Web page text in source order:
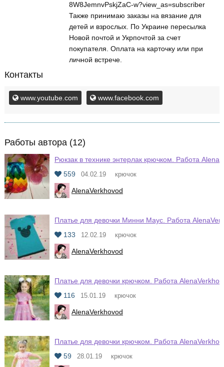
8W8JemnvPskjZaC-w?view_as=subscriber
Также принимаю заказы на вязание для
детей и взрослых. По Украине пересылка
Новой почтой и Укрпочтой за счет
покупателя. Оплата на карточку или при
личной встрече.
Контакты
www.youtube.com www.facebook.com
Работы автора (12)
Рюкзак в технике энтерлак крючком. Работа
559
04.02.19 крючок
AlenaVerkhovod
Платье для девочки Минни Маус. Работа
133
12.02.19 крючок
AlenaVerkhovod
Платье для девочки крючком. Работа
116
15.01.19 крючок
AlenaVerkhovod
Платье для девочки крючком. Работа
59
28.01.19 крючок